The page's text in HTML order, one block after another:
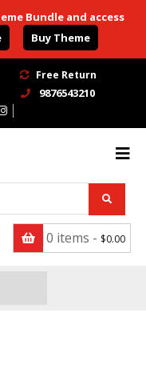
Free Return
9876543210
0 items - $0.00
Bundle and access
Buy Theme